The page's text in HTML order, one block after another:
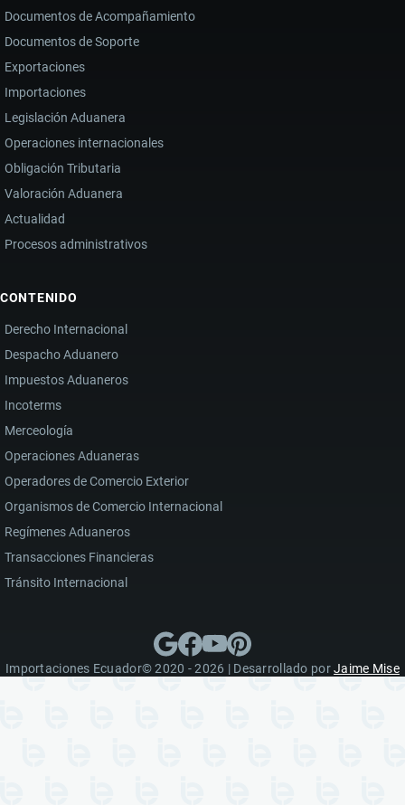
Documentos de Acompañamiento
Documentos de Soporte
Exportaciones
Importaciones
Legislación Aduanera
Operaciones internacionales
Obligación Tributaria
Valoración Aduanera
Actualidad
Procesos administrativos
CONTENIDO
Derecho Internacional
Despacho Aduanero
Impuestos Aduaneros
Incoterms
Merceología
Operaciones Aduaneras
Operadores de Comercio Exterior
Organismos de Comercio Internacional
Regímenes Aduaneros
Transacciones Financieras
Tránsito Internacional
Importaciones Ecuador© 2020 - 2026 | Desarrollado porJaime Mise